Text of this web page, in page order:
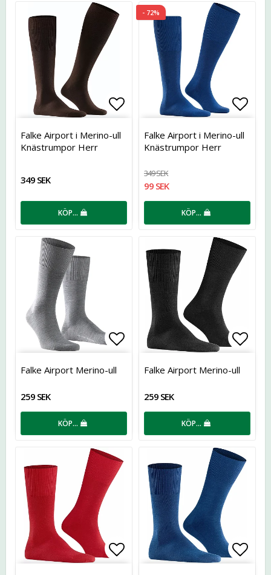
Lägg till i favoritlistan
Falke Airport i Merino-ull
Knästrumpor Herr
349 SEK
KÖP…
- 72%
Falke Airport i Merino-ull
Knästrumpor Herr
349 SEK
99 SEK
KÖP…
Lägg till i favoritlistan
Falke Airport Merino-ull
259 SEK
KÖP…
Falke Airport Merino-ull
259 SEK
KÖP…